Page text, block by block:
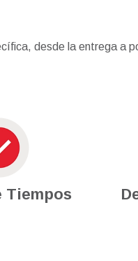
desde la entrega a
Tiempos